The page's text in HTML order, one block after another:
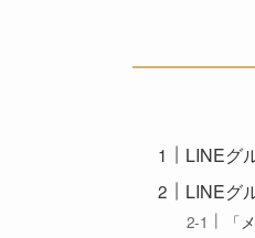
LINEグ
LINEグ
「